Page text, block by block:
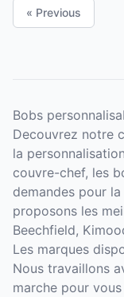
« Previous
Bobs
Decouvrez notre
la
couvre-chef, les
demandes pour
proposons les
Beechfield,
Les marques
Nous travaillons
marche pour